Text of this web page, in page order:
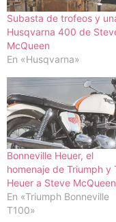
Subasta de trofeos y
Husqvarna 400 de
McQueen
En «Husqvarna»
Bonneville Heuer, el
homenaje de Triumph y
Heuer a Steve McQueen
En «Triumph Bonneville
T100»